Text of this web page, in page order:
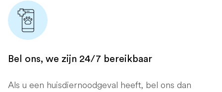
Bel ons, we zijn 24/7 bereikbaar
Als u een huisdiernoodgeval heeft, bel ons dan